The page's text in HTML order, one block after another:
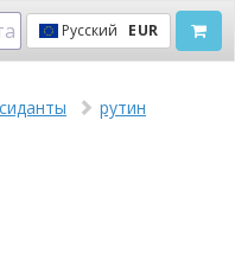
Русский EUR
рутин